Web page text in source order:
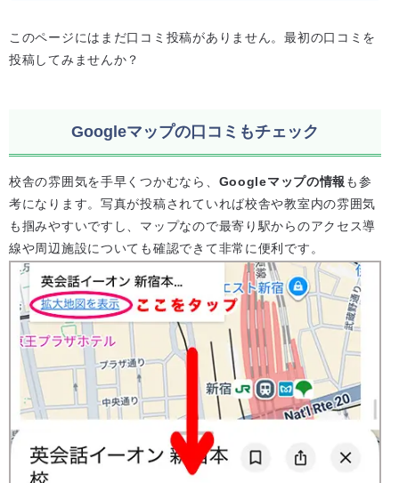
このページにはまだ口コミ投稿がありません。最初の口コミを
投稿してみませんか？
Googleマップの口コミもチェック
校舎の雰囲気を手早くつかむなら、 Googleマップの情報 も参
考になります。写真が投稿されていれば校舎や教室内の雰囲気
も掴みやすいですし、マップなので最寄り駅からのアクセス導
線や周辺施設についても確認できて非常に便利です。